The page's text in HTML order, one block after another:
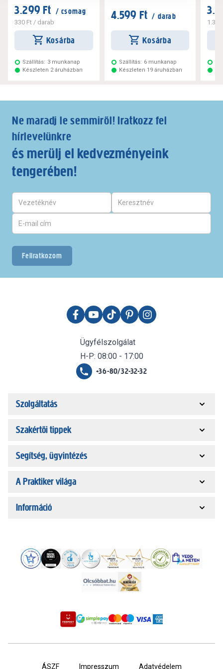
3.299 Ft / csomag
330 Ft / darab
Kosárba
Szállítás: 3 munkanap
Készleten 2 áruházban
4.599 Ft / darab
Kosárba
Szállítás: 6 munkanap
Készleten 19 áruházban
Ne maradj le semmiről! Iratkozz fel
hírlevelünkre
és merülj el kedvezményeink
tengerében!
Feliratkozom
Ügyfélszolgálat
H-P: 08:00 - 17:00
+36-80/32-32-32
Szolgáltatás
Szakértői tippek
Segítség, ügyintézés
A Praktiker világa
Információ
ÁSZF Impresszum Adatvédelem